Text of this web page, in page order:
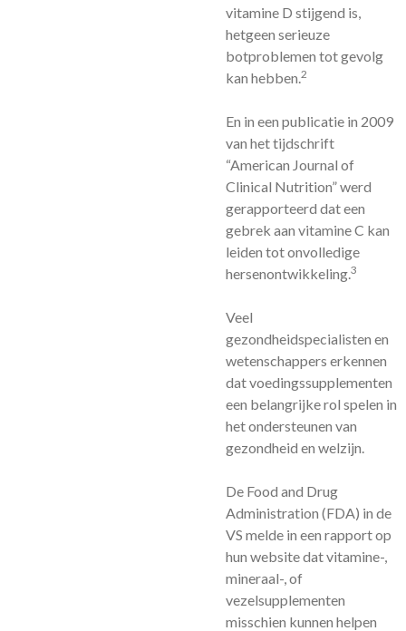
vitamine D stijgend is,
hetgeen serieuze
botproblemen tot gevolg
kan hebben.2
En in een publicatie in 2009
van het tijdschrift
“American Journal of
Clinical Nutrition” werd
gerapporteerd dat een
gebrek aan vitamine C kan
leiden tot onvolledige
hersenontwikkeling.3
Veel
gezondheidspecialisten en
wetenschappers erkennen
dat voedingssupplementen
een belangrijke rol spelen in
het ondersteunen van
gezondheid en welzijn.
De Food and Drug
Administration (FDA) in de
VS melde in een rapport op
hun website dat vitamine-,
mineraal-, of
vezelsupplementen
misschien kunnen helpen